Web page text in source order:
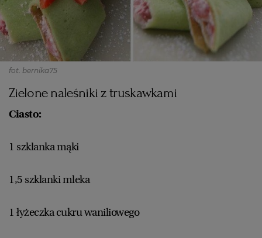
fot. bernika75
Zielone naleśniki z truskawkami
Ciasto:
1 szklanka mąki
1,5 szklanki mleka
1 łyżeczka cukru waniliowego